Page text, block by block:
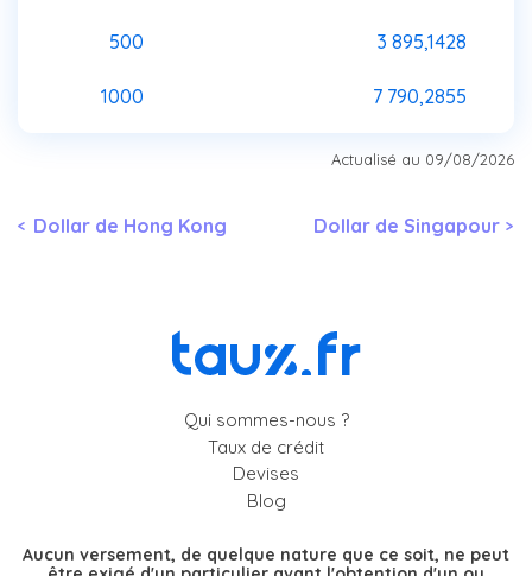
500 3 895,1428
1000 7 790,2855
Actualisé au 09/08/2026
Dollar de Hong Kong Dollar de Singapour
Qui sommes-nous ?
Taux de crédit
Devises
Blog
Aucun versement, de quelque nature que ce soit, ne peut